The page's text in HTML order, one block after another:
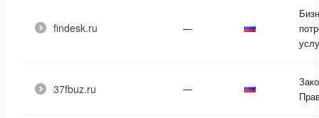
findesk.ru —
37fbuz.ru —